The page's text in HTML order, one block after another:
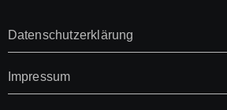
Datenschutzerklärung
Impressum